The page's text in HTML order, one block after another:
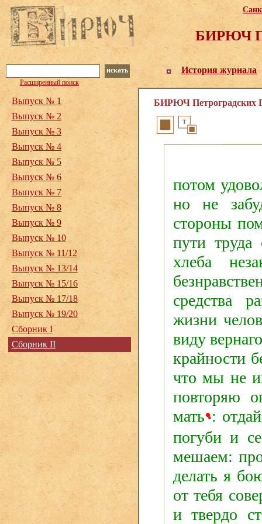
БИРЮЧ
История журнала
искать
Расширенный поиск
БИРЮЧ Петроградских
потом
но не
стороны
пути
хлеба
средства
жизни
виду
крайности
что мы не
повторяю
мать •:
погуби и
мешаем:
делать я
от тебя
и твердо
Выпуск № 1
Выпуск № 2
Выпуск № 3
Выпуск № 4
Выпуск № 5
Выпуск № 6
Выпуск № 7
Выпуск № 8
Выпуск № 9
Выпуск № 10
Выпуск № 11/12
Выпуск № 13/14
Выпуск № 15/16
Выпуск № 17/18
Выпуск № 19/20
Сборник I
Сборник II